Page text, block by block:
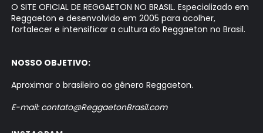
O SITE OFICIAL DE REGGAETON NO BRASIL. Especializado em
Reggaeton e desenvolvido em 2005 para acolher,
fortalecer e intensificar a cultura do Reggaeton no Brasil.
NOSSO OBJETIVO:
Aproximar o brasileiro ao gênero Reggaeton.
E-mail: contato@ReggaetonBrasil.com